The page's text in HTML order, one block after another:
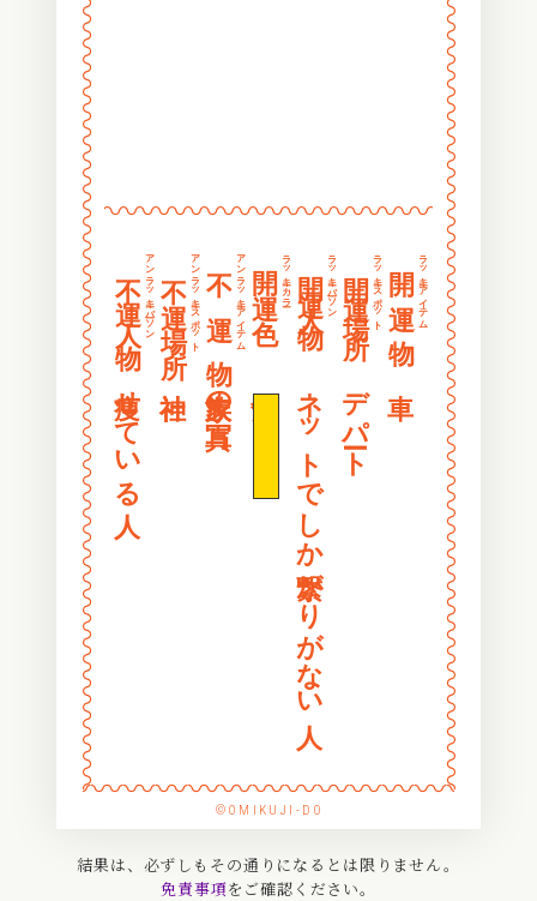
〰〰〰〰〰〰〰〰〰〰〰〰〰〰〰
開 運 物ラッキーアイテム
開運場所ラッキースポット
デパート
開運人物ラッキーパーソン
ネットでしか繋がりがない人
開 運 色ラッキーカラー
不 運 物アンラッキーアイテム
家族の写真
不運場所アンラッキースポット
不運人物アンラッキーパーソン
痩せている人
〰〰〰〰〰〰〰〰〰〰〰〰〰
〰
〰
〰
〰
〰
〰
〰
〰
〰
〰
〰
〰
〰
〰
〰
〰
〰
〰
〰
〰
〰
〰
〰
〰
〰
〰
〰
〰
〰
〰
〰
〰
〰
〰
〰
〰
〰
〰
〰
〰
〰
〰
〰
〰
〰
〰
〰
〰
〰
〰
〰
〰
〰
©OMIKUJI-DO
結果は、必ずしもその通りになるとは限りません。
免責事項をご確認ください。